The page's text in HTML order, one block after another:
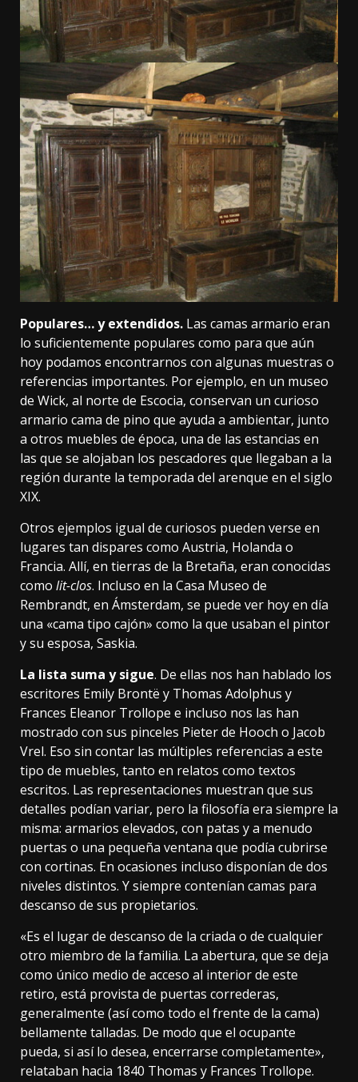
Populares… y extendidos. Las camas armario eran
lo suficientemente populares como para que aún
hoy podamos encontrarnos con algunas muestras o
referencias importantes. Por ejemplo, en un museo
de Wick, al norte de Escocia, conservan un curioso
armario cama de pino que ayuda a ambientar, junto
a otros muebles de época, una de las estancias en
las que se alojaban los pescadores que llegaban a la
región durante la temporada del arenque en el siglo
XIX.
Otros ejemplos igual de curiosos pueden verse en
lugares tan dispares como Austria, Holanda o
Francia. Allí, en tierras de la Bretaña, eran conocidas
como lit-clos. Incluso en la Casa Museo de
Rembrandt, en Ámsterdam, se puede ver hoy en día
una «cama tipo cajón» como la que usaban el pintor
y su esposa, Saskia.
La lista suma y sigue. De ellas nos han hablado los
escritores Emily Brontë y Thomas Adolphus y
Frances Eleanor Trollope e incluso nos las han
mostrado con sus pinceles Pieter de Hooch o Jacob
Vrel. Eso sin contar las múltiples referencias a este
tipo de muebles, tanto en relatos como textos
escritos. Las representaciones muestran que sus
detalles podían variar, pero la filosofía era siempre la
misma: armarios elevados, con patas y a menudo
puertas o una pequeña ventana que podía cubrirse
con cortinas. En ocasiones incluso disponían de dos
niveles distintos. Y siempre contenían camas para
descanso de sus propietarios.
«Es el lugar de descanso de la criada o de cualquier
otro miembro de la familia. La abertura, que se deja
como único medio de acceso al interior de este
retiro, está provista de puertas correderas,
generalmente (así como todo el frente de la cama)
bellamente talladas. De modo que el ocupante
pueda, si así lo desea, encerrarse completamente»,
relataban hacia 1840 Thomas y Frances Trollope.